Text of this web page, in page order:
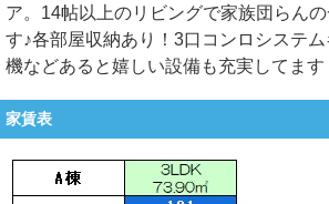
ア。14帖以上のリビングで家族団らん
す♪各部屋収納あり！3口コンロシステ
機などあると嬉しい設備も充実してます
家賃表